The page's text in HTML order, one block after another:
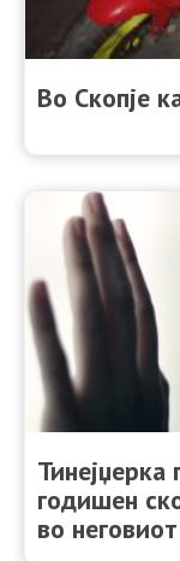
Во Скопје
Тинејџерка
годишен
во